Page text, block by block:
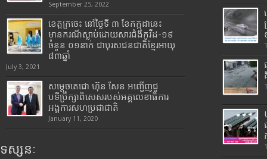
September 25, 2022
ខេត្តក្រចេះ នៅថ្ងៃទី ៣ ខែកក្កដានេះ
មានករណីស្លាប់ដោយសារជំងឺកូវីដ-១៩
ចំនួន ០១នាក់ ជាបុរសជនជាតិខ្មែរអាយុ
៨៣ឆ្នាំ
July 3, 2021
សម្តេចតេជោ ហ៊ុន សែន អញ្ជើញជួ
បទីប្រឹក្សាពិសេសរបស់អគ្គលេខាធិការ
អង្គការសហប្រជាជាតិ
January 11, 2020
ទស្សនៈ